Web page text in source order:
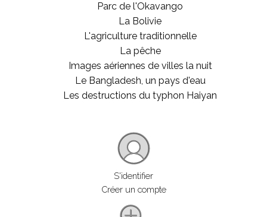
Parc de l'Okavango
La Bolivie
L'agriculture traditionnelle
La pêche
Images aériennes de villes la nuit
Le Bangladesh, un pays d'eau
Les destructions du typhon Haiyan
S'identifier
Créer un compte